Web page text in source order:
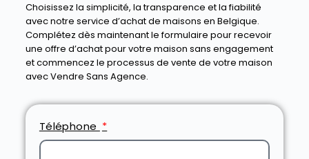
Choisissez la simplicité, la transparence et la fiabilité
avec notre service d’achat de maisons en Belgique.
Complétez dès maintenant le formulaire pour recevoir
une offre d’achat pour votre maison sans engagement
et commencez le processus de vente de votre maison
avec Vendre Sans Agence.
Téléphone